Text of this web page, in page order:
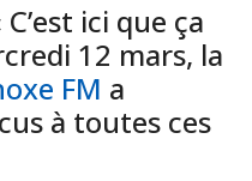
ici que ça
12 mars, la
FM a
à toutes ces